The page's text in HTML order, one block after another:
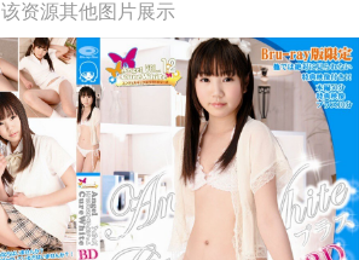
该资源其他图片展示